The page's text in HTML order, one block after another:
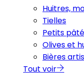
Huitres,
Tielles
Petits
Olives et
Bières
Tout voir